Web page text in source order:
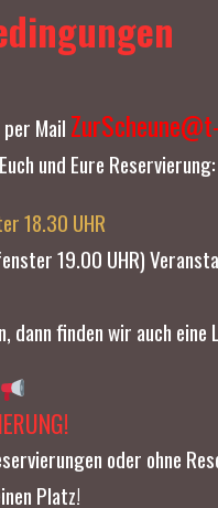
Mail
und Eure Reservierung:
18.30 UHR
19.00 UHR)
finden wir auch eine
oder ohne
Platz!